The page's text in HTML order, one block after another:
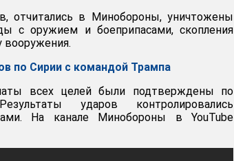
отчитались в Минобороны, уничтожены
с оружием и боеприпасами, скопления
вооружения.
по Сирии с командой Трампа
всех целей были подтверждены по
ударов контролировались
На канале Минобороны в YouTube